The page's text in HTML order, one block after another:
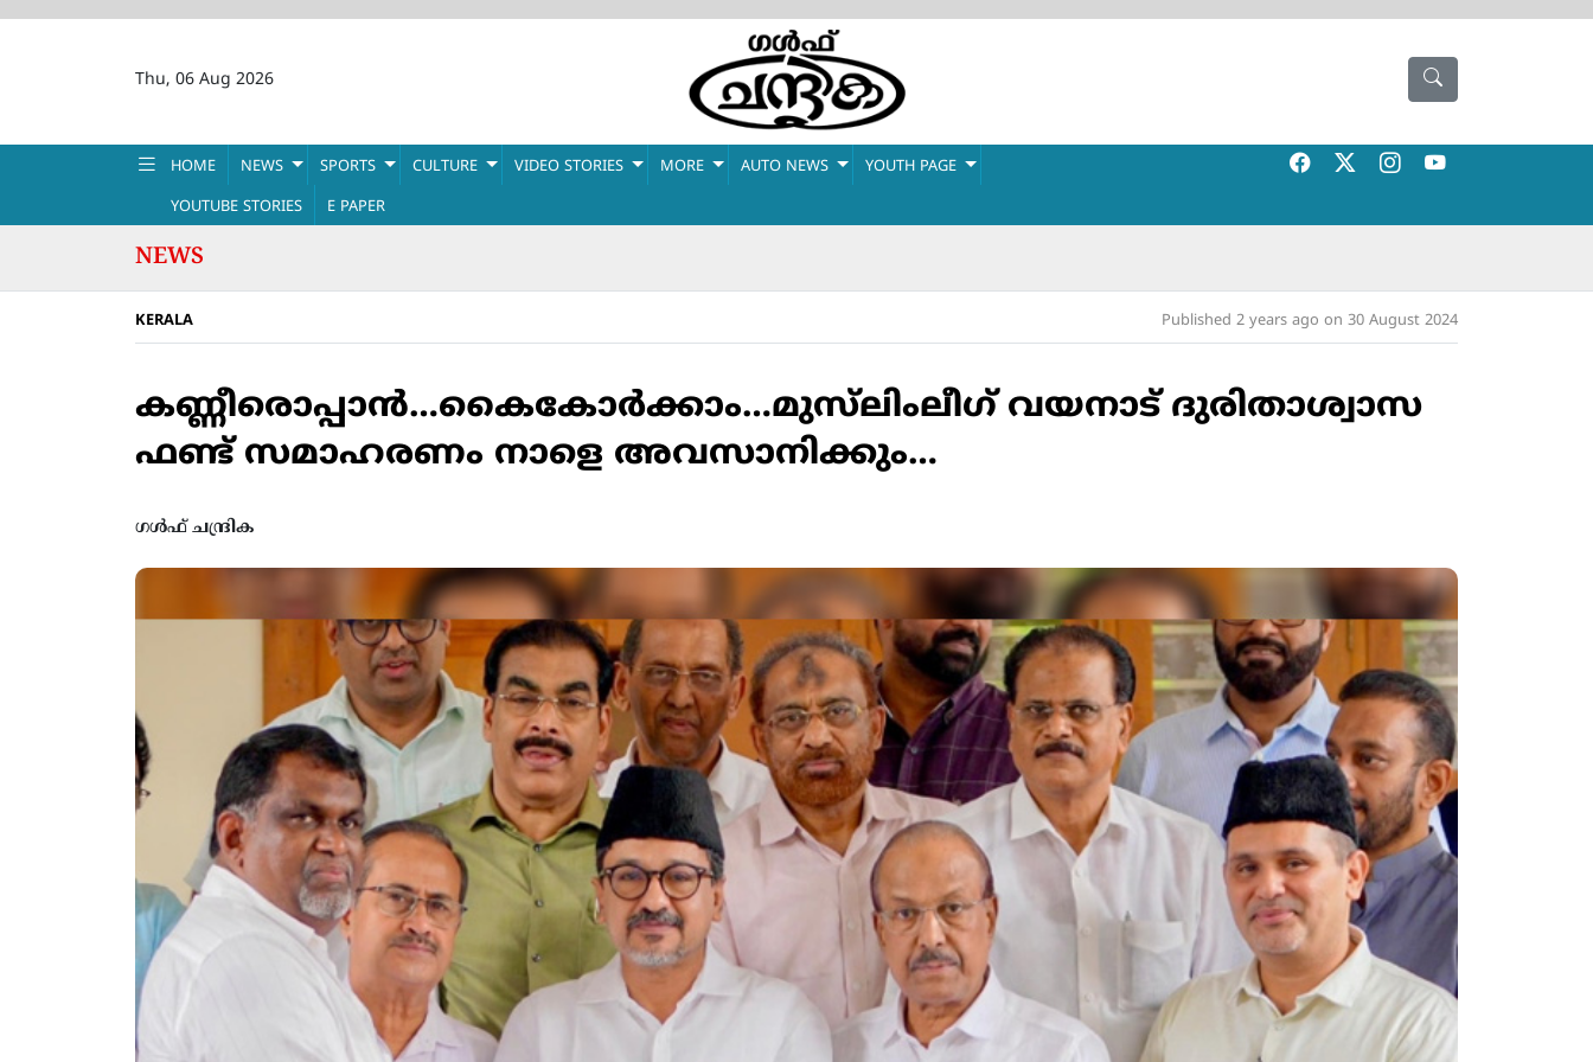
Thu, 06 Aug 2026
HOME NEWS SPORTS CULTURE VIDEO STORIES MORE AUTO NEWS YOUTH PAGE
YOUTUBE STORIES E PAPER
NEWS
KERALA Published 2 years ago on 30 August 2024
കണ്ണീരൊപ്പാന്‍…കൈകോര്‍ക്കാം…മുസ്‌ലിംലീഗ് വയനാട് ദുരിതാശ്വാസ
ഫണ്ട് സമാഹരണം നാളെ അവസാനിക്കും…
ഗൾഫ് ചന്ദ്രിക